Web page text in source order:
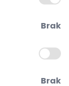
Brak
Brak